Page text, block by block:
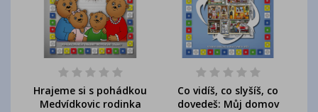
Hrajeme si s pohádkou
Medvídkovic rodinka
Co vidíš, co slyšíš, co
dovedeš: Můj domov